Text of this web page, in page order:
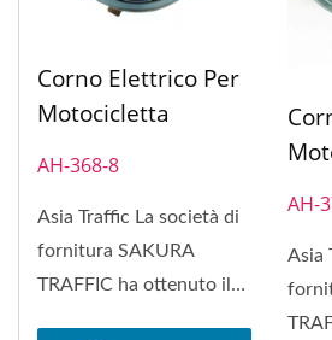
Corno Elettrico Per
Motocicletta
AH-368-8
Asia Traffic La società di
fornitura SAKURA
TRAFFIC ha ottenuto il
AH-
Asia